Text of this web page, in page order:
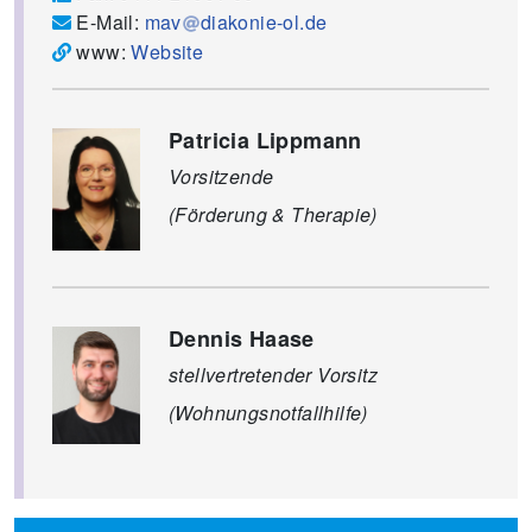
E-Mail: mav
diakonie-ol.de
www:Website
Patricia Lippmann
Vorsitzende
(Förderung & Therapie)
Dennis Haase
stellvertretender Vorsitz
(Wohnungsnotfallhilfe)